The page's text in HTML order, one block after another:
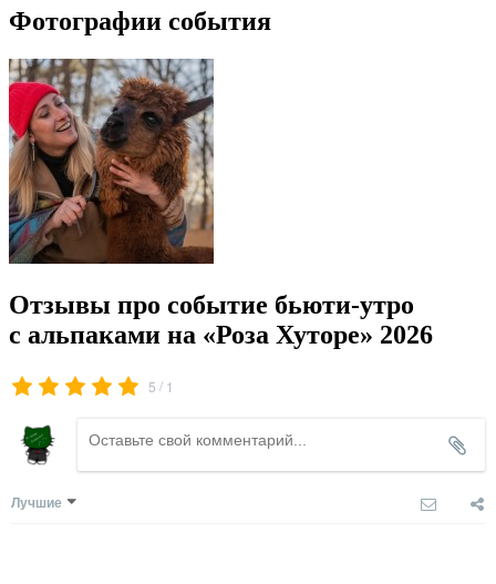
Фотографии события
Отзывы про событие бьюти-утро
с альпаками на «Роза Хуторе» 2026
5 / 1
Лучшие